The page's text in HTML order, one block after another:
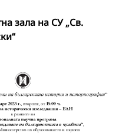
зала на СУ „Св.